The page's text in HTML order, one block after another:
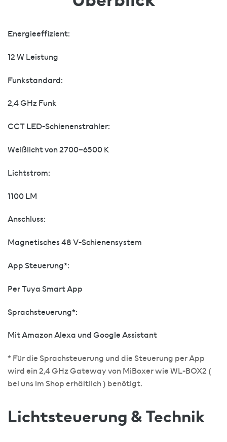
Energieeffizient:
12 W Leistung
Funkstandard:
2,4 GHz Funk
CCT LED-Schienenstrahler:
Weißlicht von 2700–6500 K
Lichtstrom:
1100 LM
Anschluss:
Magnetisches 48 V-Schienensystem
App Steuerung*:
Per Tuya Smart App
Sprachsteuerung*:
Mit Amazon Alexa und Google Assistant
* Für die Sprachsteuerung und die Steuerung per App
wird ein 2,4 GHz Gateway von MiBoxer wie WL-BOX2 (
bei uns im Shop erhältlich ) benötigt.
Lichtsteuerung & Technik